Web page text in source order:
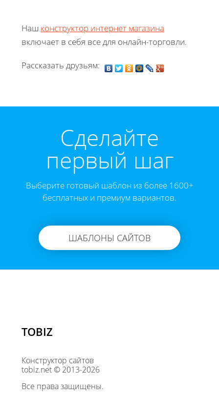
Наш конструктор интернет магазина
включает в себя все для онлайн-торговли.
Рассказать друзьям:
Cделайте
первый шаг
Выберите готовый шаблон из более 1600+
бесплатных и премиум вариантов.
ШАБЛОНЫ САЙТОВ
TOBIZ
Конструктор сайтов
tobiz.net © 2013-2026
Все права защищены.